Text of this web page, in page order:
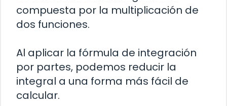
compuesta por la multiplicación de
dos funciones.
Al aplicar la fórmula de integración
por partes, podemos reducir la
integral a una forma más fácil de
calcular.